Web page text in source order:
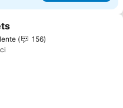
aos favoritos
156